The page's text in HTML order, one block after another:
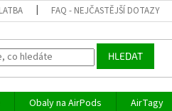
FAQ - NEJČASTĚJŠÍ DOTAZY
HLEDAT
Obaly na AirPods AirTagy